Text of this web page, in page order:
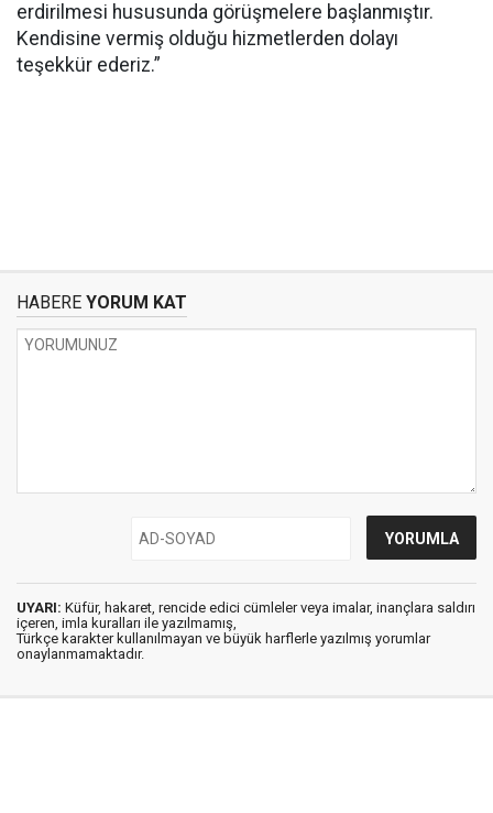
erdirilmesi hususunda görüşmelere başlanmıştır.
Kendisine vermiş olduğu hizmetlerden dolayı
teşekkür ederiz.”
HABERE YORUM KAT
UYARI: Küfür, hakaret, rencide edici cümleler veya imalar, inançlara saldırı
içeren, imla kuralları ile yazılmamış,
Türkçe karakter kullanılmayan ve büyük harflerle yazılmış yorumlar
onaylanmamaktadır.